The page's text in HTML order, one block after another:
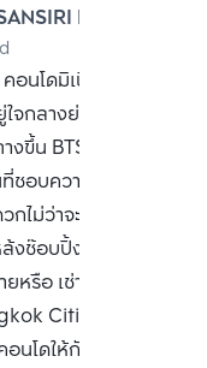
PUBLIC
LTD.
นโดมิเนียมพร้อมอยู่
ลางย่านธุรกิจการ
ขึ้น BTS ทองหล่อ
ชอบความสะดวกแล้ว
ไม่ว่าจะเป็นพระราม4
ช๊อบปิ้งอย่าง เอ็มโพ
รือ เช่า คอนโด
CitiSmart ได้
โดให้กับท่าน